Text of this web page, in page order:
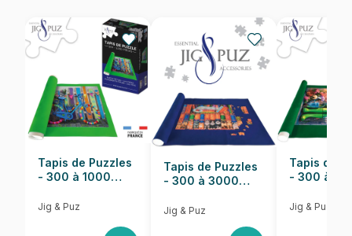
EAN 5012269018929
Nombre de pièces 500 pièces
Dimensions 48 x 34 cm
Tapis de Puzzles
- 300 à 1000
Jig & Puz
Tapis de Puzzles
- 300 à 3000
Jig & Puz
Tapis de
- 300 à
Jig & Puz